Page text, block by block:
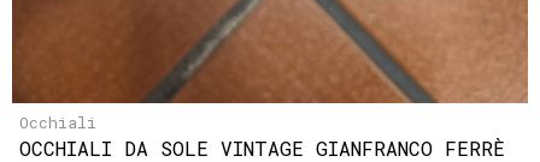
Occhiali
OCCHIALI DA SOLE VINTAGE GIANFRANCO FERRÈ